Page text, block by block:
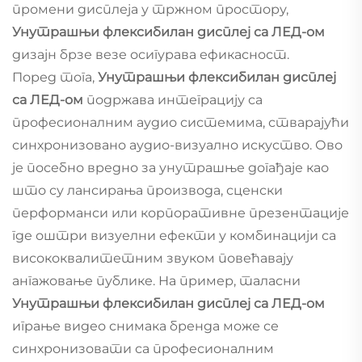
промени дисплеја у тржном простору,
Унутрашњи флексибилан дисплеј са ЛЕД-ом
дизајн брзе везе осигурава ефикасност.
Поред тога, Унутрашњи флексибилан дисплеј
са ЛЕД-ом подржава интеграцију са
професионалним аудио системима, стварајући
синхронизовано аудио-визуално искуство. Ово
је посебно вредно за унутрашње догађаје као
што су лансирања производа, сценски
перформанси или корпоративне презентације
где оштри визуелни ефекти у комбинацији са
висококвалитетним звуком повећавају
ангажовање публике. На пример, таласни
Унутрашњи флексибилан дисплеј са ЛЕД-ом
играње видео снимака бренда може се
синхронизовати са професионалним